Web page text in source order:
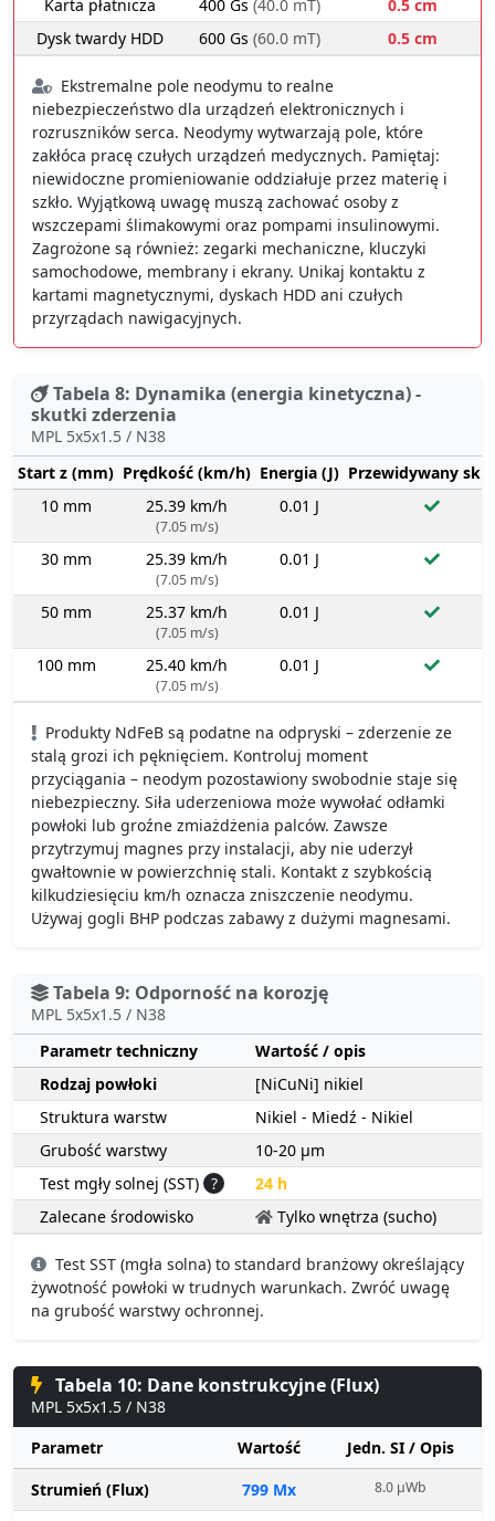
Karta płatnicza
400 Gs (40.0 mT)
0.5 cm
Dysk twardy HDD
600 Gs (60.0 mT) 0.5 cm
Ekstremalne pole neodymu to realne
niebezpieczeństwo dla urządzeń elektronicznych i
rozruszników serca. Neodymy wytwarzają pole, które
zakłóca pracę czułych urządzeń medycznych. Pamiętaj:
niewidoczne promieniowanie oddziałuje przez materię i
szkło. Wyjątkową uwagę muszą zachować osoby z
wszczepami ślimakowymi oraz pompami insulinowymi.
Zagrożone są również: zegarki mechaniczne, kluczyki
samochodowe, membrany i ekrany. Unikaj kontaktu z
kartami magnetycznymi, dyskach HDD ani czułych
przyrządach nawigacyjnych.
Tabela 8: Dynamika (energia kinetyczna) -
skutki zderzenia
MPL 5x5x1.5 / N38
Start z (mm) Prędkość (km/h) Energia (J) Przewidywany
10 mm
25.39 km/h
(7.05 m/s)
0.01 J
30 mm 25.39 km/h
(7.05 m/s)
0.01 J
50 mm 25.37 km/h
(7.05 m/s)
0.01 J
100 mm 25.40 km/h
(7.05 m/s)
0.01 J
Produkty NdFeB są podatne na odpryski – zderzenie ze
stalą grozi ich pęknięciem. Kontroluj moment
przyciągania – neodym pozostawiony swobodnie staje się
niebezpieczny. Siła uderzeniowa może wywołać odłamki
powłoki lub groźne zmiażdżenia palców. Zawsze
przytrzymuj magnes przy instalacji, aby nie uderzył
gwałtownie w powierzchnię stali. Kontakt z szybkością
kilkudziesięciu km/h oznacza zniszczenie neodymu.
Używaj gogli BHP podczas zabawy z dużymi magnesami.
Tabela 9: Odporność na korozję
MPL 5x5x1.5 / N38
Parametr techniczny
Wartość / opis
Rodzaj powłoki
[NiCuNi] nikiel
Struktura warstw
Nikiel - Miedź - Nikiel
Grubość warstwy
10-20 µm
Test mgły solnej (SST) ?
24 h
Zalecane środowisko
Tylko wnętrza (sucho)
Test SST (mgła solna) to standard branżowy określający
żywotność powłoki w trudnych warunkach. Zwróć uwagę
na grubość warstwy ochronnej.
Tabela 10: Dane konstrukcyjne (Flux)
MPL 5x5x1.5 / N38
Parametr
Wartość
Jedn. SI / Opis
Strumień (Flux)
799 Mx 8.0 µWb